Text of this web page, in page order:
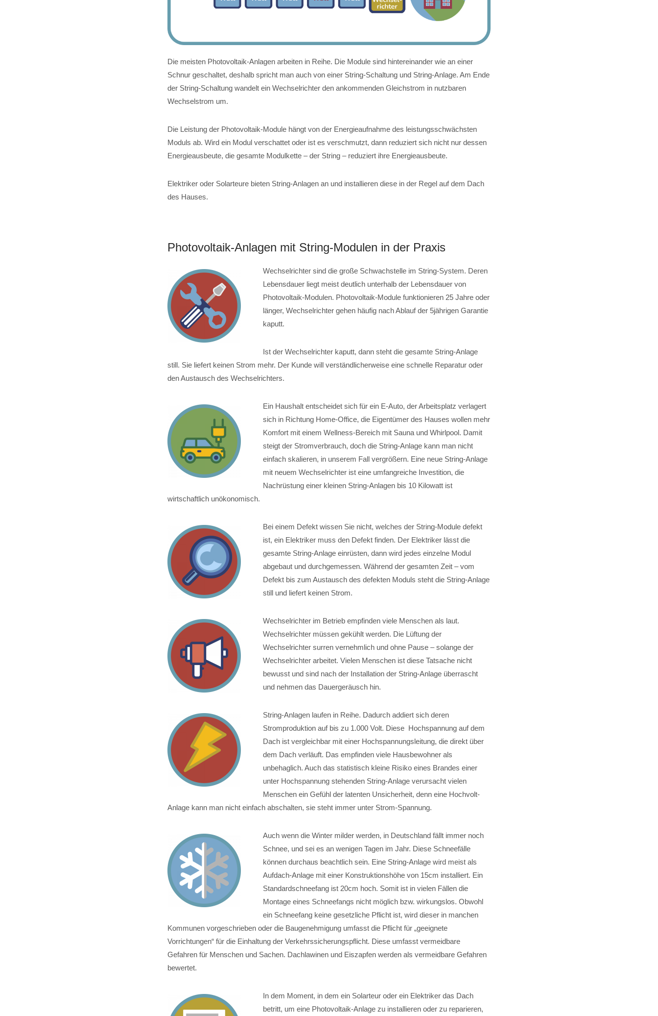
Die meisten Photovoltaik-Anlagen arbeiten in Reihe. Die Module sind hintereinander wie an einer
Schnur geschaltet, deshalb spricht man auch von einer String-Schaltung und String-Anlage. Am Ende
der String-Schaltung wandelt ein Wechselrichter den ankommenden Gleichstrom in nutzbaren
Wechselstrom um.
Die Leistung der Photovoltaik-Module hängt von der Energieaufnahme des leistungsschwächsten
Moduls ab. Wird ein Modul verschattet oder ist es verschmutzt, dann reduziert sich nicht nur dessen
Energieausbeute, die gesamte Modulkette – der String – reduziert ihre Energieausbeute.
Elektriker oder Solarteure bieten String-Anlagen an und installieren diese in der Regel auf dem Dach
des Hauses.
Photovoltaik-Anlagen mit String-Modulen in der Praxis
Wechselrichter sind die große Schwachstelle im String-System. Deren
Lebensdauer liegt meist deutlich unterhalb der Lebensdauer von
Photovoltaik-Modulen. Photovoltaik-Module funktionieren 25 Jahre oder
länger, Wechselrichter gehen häufig nach Ablauf der 5jährigen Garantie
kaputt.
Ist der Wechselrichter kaputt, dann steht die gesamte String-Anlage
still. Sie liefert keinen Strom mehr. Der Kunde will verständlicherweise eine schnelle Reparatur oder
den Austausch des Wechselrichters.
Ein Haushalt entscheidet sich für ein E-Auto, der Arbeitsplatz verlagert
sich in Richtung Home-Office, die Eigentümer des Hauses wollen mehr
Komfort mit einem Wellness-Bereich mit Sauna und Whirlpool. Damit
steigt der Stromverbrauch, doch die String-Anlage kann man nicht
einfach skalieren, in unserem Fall vergrößern. Eine neue String-Anlage
mit neuem Wechselrichter ist eine umfangreiche Investition, die
Nachrüstung einer kleinen String-Anlagen bis 10 Kilowatt ist
wirtschaftlich unökonomisch.
Bei einem Defekt wissen Sie nicht, welches der String-Module defekt
ist, ein Elektriker muss den Defekt finden. Der Elektriker lässt die
gesamte String-Anlage einrüsten, dann wird jedes einzelne Modul
abgebaut und durchgemessen. Während der gesamten Zeit – vom
Defekt bis zum Austausch des defekten Moduls steht die String-Anlage
still und liefert keinen Strom.
Wechselrichter im Betrieb empfinden viele Menschen als laut.
Wechselrichter müssen gekühlt werden. Die Lüftung der
Wechselrichter surren vernehmlich und ohne Pause – solange der
Wechselrichter arbeitet. Vielen Menschen ist diese Tatsache nicht
bewusst und sind nach der Installation der String-Anlage überrascht
und nehmen das Dauergeräusch hin.
String-Anlagen laufen in Reihe. Dadurch addiert sich deren
Stromproduktion auf bis zu 1.000 Volt. Diese Hochspannung auf dem
Dach ist vergleichbar mit einer Hochspannungsleitung, die direkt über
dem Dach verläuft. Das empfinden viele Hausbewohner als
unbehaglich. Auch das statistisch kleine Risiko eines Brandes einer
unter Hochspannung stehenden String-Anlage verursacht vielen
Menschen ein Gefühl der latenten Unsicherheit, denn eine Hochvolt-
Anlage kann man nicht einfach abschalten, sie steht immer unter Strom-Spannung.
Auch wenn die Winter milder werden, in Deutschland fällt immer noch
Schnee, und sei es an wenigen Tagen im Jahr. Diese Schneefälle
können durchaus beachtlich sein. Eine String-Anlage wird meist als
Aufdach-Anlage mit einer Konstruktionshöhe von 15cm installiert. Ein
Standardschneefang ist 20cm hoch. Somit ist in vielen Fällen die
Montage eines Schneefangs nicht möglich bzw. wirkungslos. Obwohl
ein Schneefang keine gesetzliche Pflicht ist, wird dieser in manchen
Kommunen vorgeschrieben oder die Baugenehmigung umfasst die Pflicht für „geeignete
Vorrichtungen“ für die Einhaltung der Verkehrssicherungspflicht. Diese umfasst vermeidbare
Gefahren für Menschen und Sachen. Dachlawinen und Eiszapfen werden als vermeidbare Gefahren
bewertet.
In dem Moment, in dem ein Solarteur oder ein Elektriker das Dach
betritt, um eine Photovoltaik-Anlage zu installieren oder zu reparieren,